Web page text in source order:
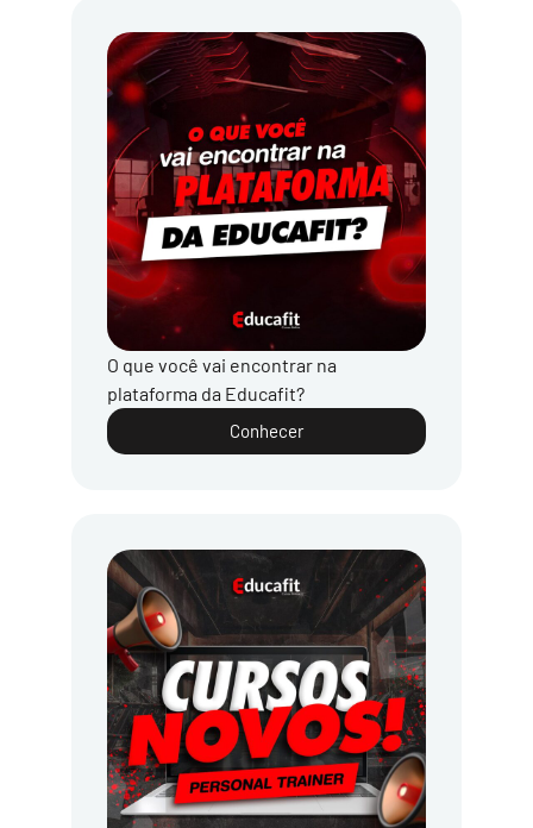
O que você vai encontrar na
plataforma da Educafit?
Conhecer